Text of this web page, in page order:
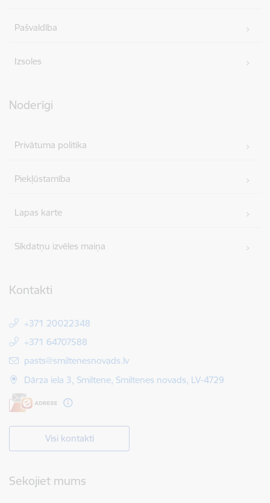
Pašvaldība
Izsoles
Noderīgi
Privātuma politika
Piekļūstamība
Lapas karte
Sīkdatņu izvēles maiņa
Kontakti
+371 20022348
+371 64707588
E-pasts:
pasts@smiltenesnovads.lv
Dārza iela 3, Smiltene, Smiltenes novads, LV-4729
Visi kontakti
Sekojiet mums